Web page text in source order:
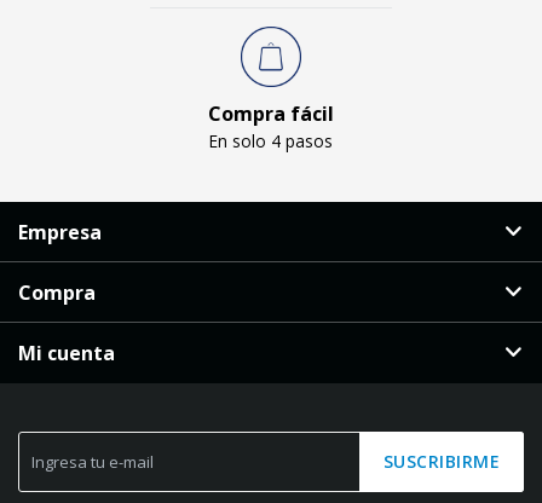
Compra fácil
En solo 4 pasos
SUSCRIBIRME
Empresa
Compra
Mi cuenta